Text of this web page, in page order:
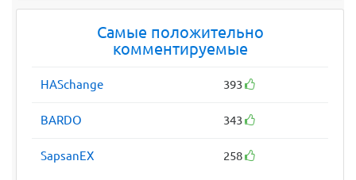
Самые положительно
комментируемые
HASchange 393
BARDO 343
SapsanEX 258